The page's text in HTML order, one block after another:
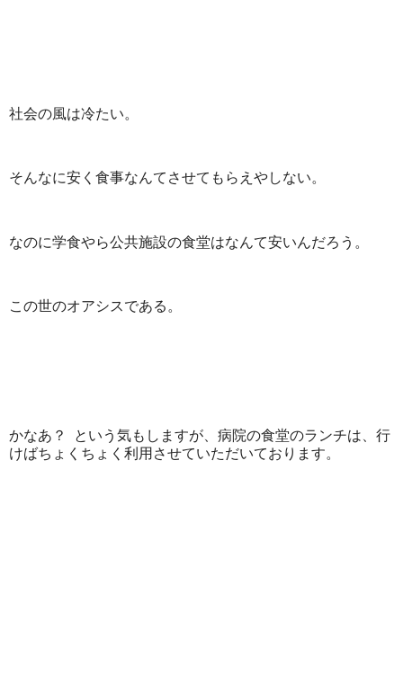
社会の風は冷たい。
そんなに安く食事なんてさせてもらえやしない。
なのに学食やら公共施設の食堂はなんて安いんだろう。
この世のオアシスである。
かなあ？ という気もしますが、病院の食堂のランチは、行
けばちょくちょく利用させていただいております。